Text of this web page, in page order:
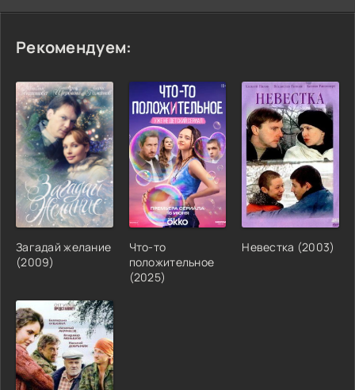
Рекомендуем:
Загадай желание
(2009)
Что-то
положительное
(2025)
Невестка (2003)